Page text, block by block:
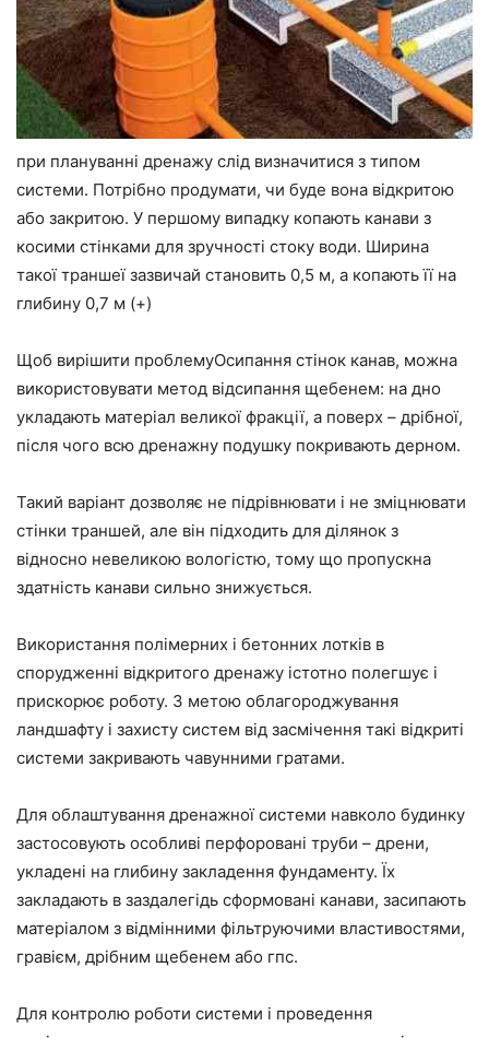
при плануванні дренажу слід визначитися з типом
системи. Потрібно продумати, чи буде вона відкритою
або закритою. У першому випадку копають канави з
косими стінками для зручності стоку води. Ширина
такої траншеї зазвичай становить 0,5 м, а копають її на
глибину 0,7 м (+)
Щоб вирішити проблемуОсипання стінок канав, можна
використовувати метод відсипання щебенем: на дно
укладають матеріал великої фракції, а поверх – дрібної,
після чого всю дренажну подушку покривають дерном.
Такий варіант дозволяє не підрівнювати і не зміцнювати
стінки траншей, але він підходить для ділянок з
відносно невеликою вологістю, тому що пропускна
здатність канави сильно знижується.
Використання полімерних і бетонних лотків в
спорудженні відкритого дренажу істотно полегшує і
прискорює роботу. З метою облагороджування
ландшафту і захисту систем від засмічення такі відкриті
системи закривають чавунними гратами.
Для облаштування дренажної системи навколо будинку
застосовують особливі перфоровані труби – дрени,
укладені на глибину закладення фундаменту. Їх
закладають в заздалегідь сформовані канави, засипають
матеріалом з відмінними фільтруючими властивостями,
гравієм, дрібним щебенем або гпс.
Для контролю роботи системи і проведення